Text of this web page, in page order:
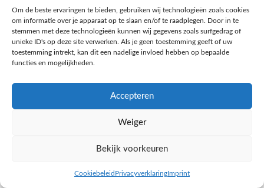
Om de beste ervaringen te bieden, gebruiken wij technologieën zoals cookies
om informatie over je apparaat op te slaan en/of te raadplegen. Door in te
stemmen met deze technologieën kunnen wij gegevens zoals surfgedrag of
unieke ID's op deze site verwerken. Als je geen toestemming geeft of uw
toestemming intrekt, kan dit een nadelige invloed hebben op bepaalde
functies en mogelijkheden.
Accepteren
Weiger
Bekijk voorkeuren
Cookiebeleid PrivacyverklaringImprint
€1,59
NAAR AH
Salades,Pizza, Maaltijden
€3,39
NAAR AH